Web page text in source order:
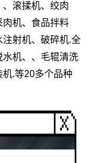
滚揉机、绞肉
机、食品拌料
射机、破碎机.全
水机、、毛辊清洗
.等20多个品种